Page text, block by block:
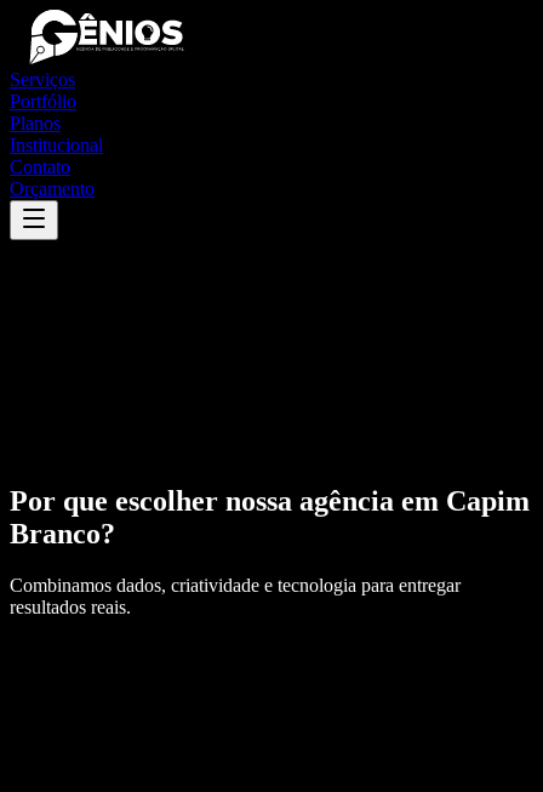
Serviços
Portfólio
Planos
Institucional
Contato
Orçamento
Por que escolher nossa agência em Capim
Branco?
Combinamos dados, criatividade e tecnologia para entregar
resultados reais.